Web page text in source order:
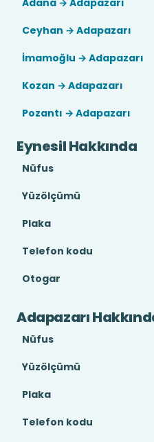
Adana → Adapazarı
Ceyhan → Adapazarı
İmamoğlu → Adapazarı
Kozan → Adapazarı
Pozantı → Adapazarı
Eynesil Hakkında
Nüfus
Yüzölçümü
Plaka
Telefon kodu
Otogar
Adapazarı
Nüfus
Yüzölçümü
Plaka
Telefon kodu